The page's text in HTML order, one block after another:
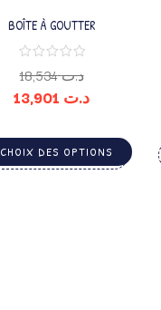
BOÎTE À GOUTTER
د.ت18,534
د.ت
CHOIX DES OPTIONS